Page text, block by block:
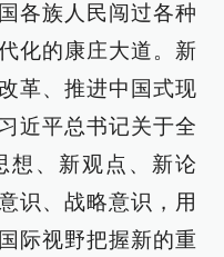
各族人民闯过各种
化的康庄大道。新
革、推进中国式现
近平总书记关于全
想、新观点、新论
识、战略意识，用
际视野把握新的重